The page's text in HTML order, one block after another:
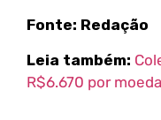
Fonte: Redação
Leia também:
R$6.670 por